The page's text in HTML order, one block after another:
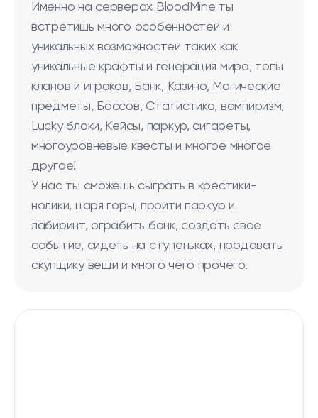
Именно на серверах BloodMine ты
встретишь много особенностей и
уникальных возможностей таких как
уникальные крафты и генерация мира, топы
кланов и игроков, Банк, Казино, Магические
предметы, Боссов, Статистика, вампиризм,
Lucky блоки, Кейсы, паркур, сигареты,
многоуровневые квесты и многое многое
другое!
У нас ты сможешь сыграть в крестики-
нолики, царя горы, пройти паркур и
лабиринт, ограбить банк, создать свое
событие, сидеть на ступеньках, продавать
скупщику вещи и много чего прочего.